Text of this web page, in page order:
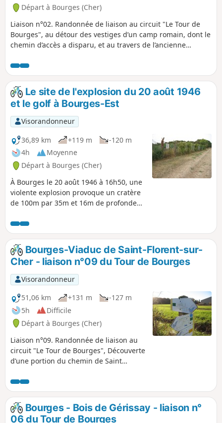
Départ à Bourges (Cher)
Liaison n°02. Randonnée de liaison au circuit "Le Tour de
Bourges", au détour des vestiges d’un camp romain, dont le
chemin d’accès a disparu, et au travers de l’ancienne
(ABS). Ces ateliers de fabrication d’armement, dont le
légendaire canon de 75 Mle 1897, sont transformés en
technopôle Lahitolle, avec une salle d’armes rénovée, et
reconvertie à d’autres activités.
Le site de l'explosion du 20 août 1946
et le golf à Bourges-Est
Visorandonneur
36,89 km
+119 m
-120 m
4h
Moyenne
Départ à Bourges (Cher)
À Bourges le 20 août 1946 à 16h50, une
violente explosion provoque un cratère
de 100m par 35m et 16m de profondeur,
justices. Les 10 travailleurs décèdent. 4
sont portés disparus, ensevelis avec les
nombreuses bombes qu’ils
désamorçaient.
Bourges-Viaduc de Saint-Florent-sur-
Cher - liaison n°09 du Tour de Bourges
Visorandonneur
51,06 km
+131 m
-127 m
5h
Difficile
Départ à Bourges (Cher)
Liaison n°09. Randonnée de liaison au
circuit "Le Tour de Bourges", Découverte
d’une portion du chemin de Saint
Chapelle et Morthomiers, la route reste
malheureusement le seul lien. Les
autres accès, dont celui par la voie
romaine, sont détruits, fermés ou
Bourges - Bois de Gérissay - liaison n°
06 du Tour de Bourges